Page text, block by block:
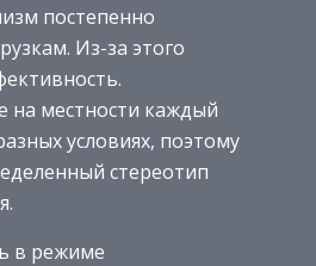
постепенно
Из-за этого
на местности каждый
условиях, поэтому
стереотип
в режиме